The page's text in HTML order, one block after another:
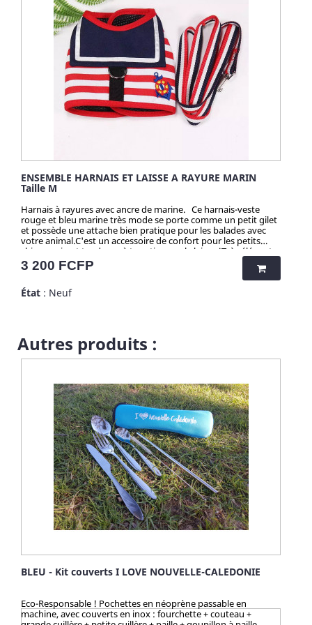
ENSEMBLE HARNAIS ET LAISSE A RAYURE MARIN
Taille M
Harnais à rayures avec ancre de marine. Ce harnais-veste
rouge et bleu marine très mode se porte comme un petit gilet
et possède une attache bien pratique pour les balades avec
votre animal.C'est un accessoire de confort pour les petits
chiens qui ont tendance à trop tirer sur la laisse !Très élégante,
cette petit veste qui fait office d'harnais possède un grand col
façon uniforme marin avec une belle ancre imprimée, le reste
du vêtement est en tissu rayé rouge et blanc. Cet accessoire
canin est recommandé pour éviter l'étranglement de votre
marins pour la période estivale, ou pour les événements
importants, un accessoire indispensable : le noeud papillon
pour chien décoré d'ancres... Attention ! Quantité très limitée
produit, ... vous serez la/le seul(e) à faire sensation avec mes
articles chocs !
Prix
3 200 FCFP
État : Neuf
Autres produits :
BLEU - Kit couverts I LOVE NOUVELLE-CALEDONIE
Eco-Responsable ! Pochettes en néoprène passable en
machine, avec couverts en inox : fourchette + couteau +